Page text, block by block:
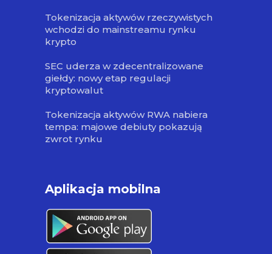
Tokenizacja aktywów rzeczywistych
wchodzi do mainstreamu rynku
krypto
SEC uderza w zdecentralizowane
giełdy: nowy etap regulacji
kryptowalut
Tokenizacja aktywów RWA nabiera
tempa: majowe debiuty pokazują
zwrot rynku
Aplikacja mobilna